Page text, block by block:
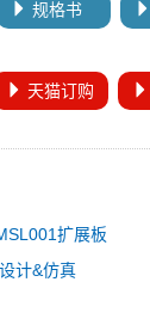
规格书
天猫订购
扩展板
计&仿真